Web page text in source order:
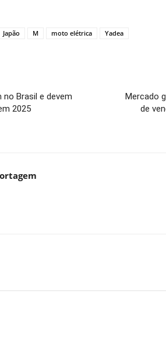
Japão M moto elétrica Yadea
Brasil e devem
2025
Mercado
de